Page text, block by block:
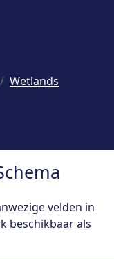
Wetlands
velden in
beschikbaar als